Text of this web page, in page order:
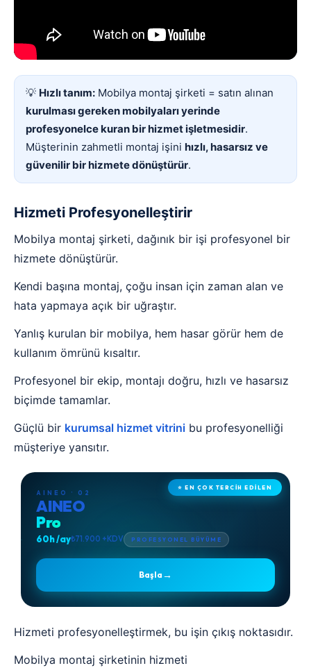
💡 Hızlı tanım: Mobilya montaj şirketi = satın alınan
kurulması gereken mobilyaları yerinde
profesyonelce kuran bir hizmet işletmesidir.
Müşterinin zahmetli montaj işini hızlı, hasarsız ve
güvenilir bir hizmete dönüştürür.
Hizmeti Profesyonelleştirir
Mobilya montaj şirketi, dağınık bir işi profesyonel bir
hizmete dönüştürür.
Kendi başına montaj, çoğu insan için zaman alan ve
hata yapmaya açık bir uğraştır.
Yanlış kurulan bir mobilya, hem hasar görür hem de
kullanım ömrünü kısaltır.
Profesyonel bir ekip, montajı doğru, hızlı ve hasarsız
biçimde tamamlar.
Güçlü bir kurumsal hizmet vitrini bu profesyonelliği
müşteriye yansıtır.
⭐ EN ÇOK TERCİH EDİLEN
AINEO · 02
AINEO
Pro
60h /ay₺71.900 +KDV PROFESYONEL BÜYÜME
Başla →
Hizmeti profesyonelleştirmek, bu işin çıkış noktasıdır.
Mobilya montaj şirketinin hizmeti